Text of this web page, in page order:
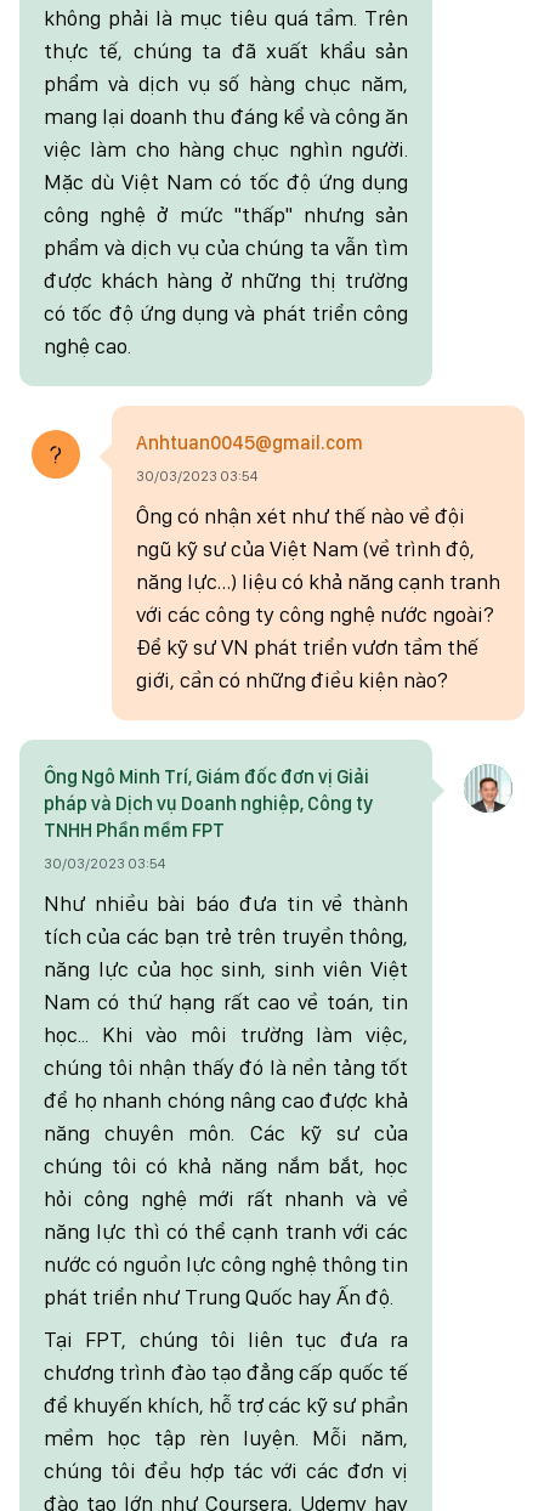
không phải là mục tiêu quá tầm. Trên
thực tế, chúng ta đã xuất khẩu sản
phẩm và dịch vụ số hàng chục năm,
mang lại doanh thu đáng kể và công ăn
việc làm cho hàng chục nghìn người.
Mặc dù Việt Nam có tốc độ ứng dụng
công nghệ ở mức "thấp" nhưng sản
phẩm và dịch vụ của chúng ta vẫn tìm
được khách hàng ở những thị trường
có tốc độ ứng dụng và phát triển công
nghệ cao.
Anhtuan0045@gmail.com
30/03/2023 03:54
Ông có nhận xét như thế nào về đội
ngũ kỹ sư của Việt Nam (về trình độ,
năng lực…) liệu có khả năng cạnh tranh
với các công ty công nghệ nước ngoài?
Để kỹ sư VN phát triển vươn tầm thế
giới, cần có những điều kiện nào?
Ông Ngô Minh Trí, Giám đốc đơn vị Giải
pháp và Dịch vụ Doanh nghiệp, Công ty
TNHH Phần mềm FPT
30/03/2023 03:54
Như nhiều bài báo đưa tin về thành
tích của các bạn trẻ trên truyền thông,
năng lực của học sinh, sinh viên Việt
Nam có thứ hạng rất cao về toán, tin
học... Khi vào môi trường làm việc,
chúng tôi nhận thấy đó là nền tảng tốt
để họ nhanh chóng nâng cao được khả
năng chuyên môn. Các kỹ sư của
chúng tôi có khả năng nắm bắt, học
hỏi công nghệ mới rất nhanh và về
năng lực thì có thể cạnh tranh với các
nước có nguồn lực công nghệ thông tin
phát triển như Trung Quốc hay Ấn độ.
Tại FPT, chúng tôi liên tục đưa ra
chương trình đào tạo đẳng cấp quốc tế
để khuyến khích, hỗ trợ các kỹ sư phần
mềm học tập rèn luyện. Mỗi năm,
chúng tôi đều hợp tác với các đơn vị
đào tạo lớn như Coursera, Udemy hay